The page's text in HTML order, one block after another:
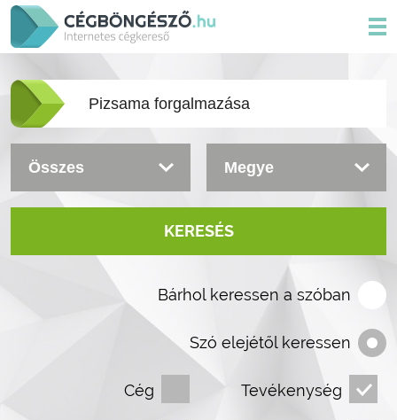
KERESÉS
Bárhol keressen a szóban
Szó elejétől keressen
Cég Tevékenység